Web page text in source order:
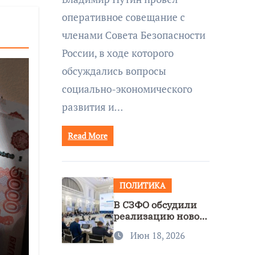
под руководством
Путина
оперативное совещание с
членами Совета Безопасности
России, в ходе которого
обсуждались вопросы
социально-экономического
развития и…
Read More
ПОЛИТИКА
В СЗФО обсудили
реализацию новой
нацполитики
Июн 18, 2026